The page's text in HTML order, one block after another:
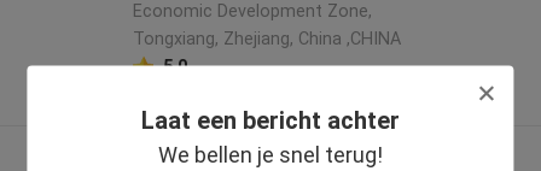
Laat een bericht achter
We bellen je snel terug!
Economic Development Zone,
Tongxiang, Zhejiang, China ,CHINA
5.0
Bekijk meer